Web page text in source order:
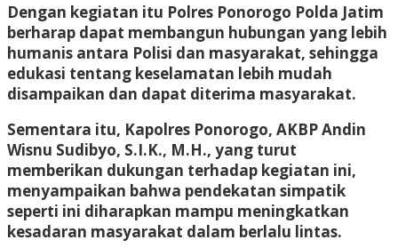
Dengan kegiatan itu Polres Ponorogo Polda Jatim
berharap dapat membangun hubungan yang lebih
humanis antara Polisi dan masyarakat, sehingga
edukasi tentang keselamatan lebih mudah
disampaikan dan dapat diterima masyarakat.
Sementara itu, Kapolres Ponorogo, AKBP Andin
Wisnu Sudibyo, S.I.K., M.H., yang turut
memberikan dukungan terhadap kegiatan ini,
menyampaikan bahwa pendekatan simpatik
seperti ini diharapkan mampu meningkatkan
kesadaran masyarakat dalam berlalu lintas.